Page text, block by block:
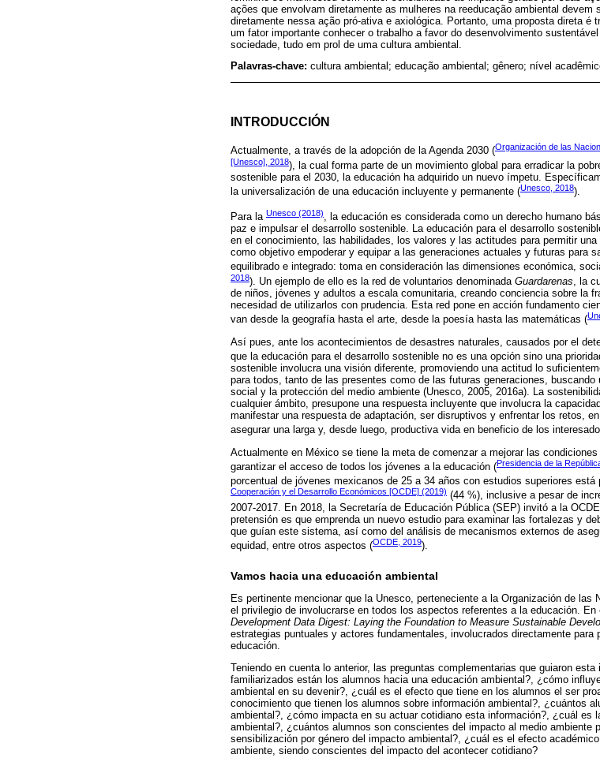
ações que envolvam diretamente as mulheres na reeducação ambiental devem
diretamente nessa ação pró-ativa e axiológica. Portanto, uma proposta direta é
um fator importante conhecer o trabalho a favor do desenvolvimento
sociedade, tudo em prol de uma cultura ambiental.
Palavras-chave: cultura ambiental; educação ambiental; gênero; nível
INTRODUCCIÓN
Actualmente, a través de la adopción de la Agenda 2030 (Organización de las
[Unesco], 2018), la cual forma parte de un movimiento global para erradicar la
sostenible para el 2030, la educación ha adquirido un nuevo ímpetu.
la universalización de una educación incluyente y permanente (Unesco, 2018).
Para la Unesco (2018), la educación es considerada como un derecho humano
paz e impulsar el desarrollo sostenible. La educación para el desarrollo
en el conocimiento, las habilidades, los valores y las actitudes para permitir
como objetivo empoderar y equipar a las generaciones actuales y futuras para
equilibrado e integrado: toma en consideración las dimensiones económica,
2018). Un ejemplo de ello es la red de voluntarios denominada Guardarenas , la
de niños, jóvenes y adultos a escala comunitaria, creando conciencia sobre la
necesidad de utilizarlos con prudencia. Esta red pone en acción fundamento
van desde la geografía hasta el arte, desde la poesía hasta las matemáticas (
Así pues, ante los acontecimientos de desastres naturales, causados por el
que la educación para el desarrollo sostenible no es una opción sino una
sostenible involucra una visión diferente, promoviendo una actitud lo
para todos, tanto de las presentes como de las futuras generaciones, buscando
social y la protección del medio ambiente (Unesco, 2005, 2016a). La
cualquier ámbito, presupone una respuesta incluyente que involucra la
manifestar una respuesta de adaptación, ser disruptivos y enfrentar los retos,
asegurar una larga y, desde luego, productiva vida en beneficio de los
Actualmente en México se tiene la meta de comenzar a mejorar las
garantizar el acceso de todos los jóvenes a la educación (Presidencia de la
porcentual de jóvenes mexicanos de 25 a 34 años con estudios superiores está
Cooperación y el Desarrollo Económicos [OCDE] (2019) (44 %), inclusive a pesar de
2007-2017. En 2018, la Secretaría de Educación Pública (SEP) invitó a la
pretensión es que emprenda un nuevo estudio para examinar las fortalezas y
que guían este sistema, así como del análisis de mecanismos externos de
equidad, entre otros aspectos (OCDE, 2019).
Vamos hacia una educación ambiental
Es pertinente mencionar que la Unesco, perteneciente a la Organización de
el privilegio de involucrarse en todos los aspectos referentes a la educación.
Development Data Digest: Laying the Foundation to Measure Sustainable
estrategias puntuales y actores fundamentales, involucrados directamente para
educación.
Teniendo en cuenta lo anterior, las preguntas complementarias que guiaron
familiarizados están los alumnos hacia una educación ambiental?, ¿cómo
ambiental en su devenir?, ¿cuál es el efecto que tiene en los alumnos el ser
conocimiento que tienen los alumnos sobre información ambiental?, ¿cuántos
ambiental?, ¿cómo impacta en su actuar cotidiano esta información?, ¿cuál es
ambiental?, ¿cuántos alumnos son conscientes del impacto al medio
sensibilización por género del impacto ambiental?, ¿cuál es el efecto
ambiente, siendo conscientes del impacto del acontecer cotidiano?